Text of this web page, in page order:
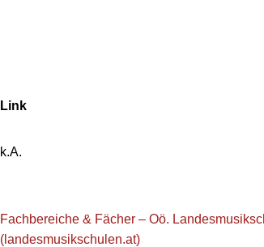
Link
k.A.
Fachbereiche & Fächer – Oö.
(landesmusikschulen.at)